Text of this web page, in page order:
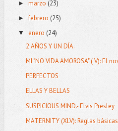
► marzo (23)
►febrero (25)
▼ enero (24)
2 AÑOS Y UN DÍA.
MI "NO VIDA AMOROSA" ( V): El
PERFECTOS
ELLAS Y BELLAS
SUSPICIOUS MIND.- Elvis Presley
MATERNITY (XLV): Reglas